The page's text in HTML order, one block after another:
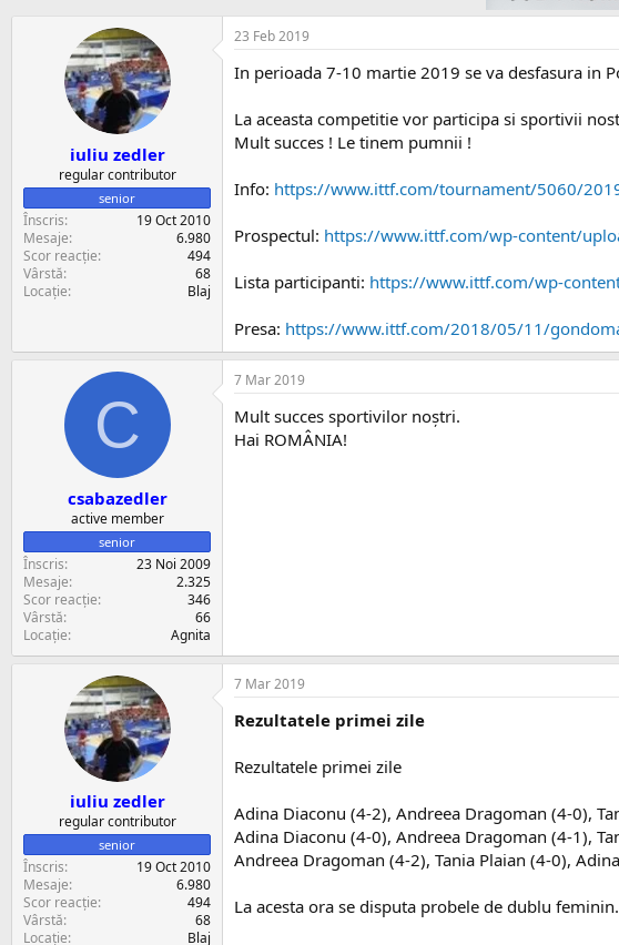
e
iuliu zedler
regular contributor
senior
Înscris
19 Oct 2010
Mesaje
6.980
Scor reacție
494
Vârstă
68
Locație
Blaj
23 Feb 2019
In perioada 7-10 martie 2019 se va desfasura in
La aceasta competitie vor participa si sportivii
Mult succes ! Le tinem pumnii !
Info: https://www.ittf.com/tournament/5060/
Prospectul: https://www.ittf.com/wp-content/
Lista participanti: https://www.ittf.com/wp-
Presa: https://www.ittf.com/2018/05/11/
C
csabazedler
active member
senior
Înscris
23 Noi 2009
Mesaje
2.325
Scor reacție
346
Vârstă
66
Locație
Agnita
7 Mar 2019
Mult succes sportivilor noștri.
Hai ROMÂNIA!
iuliu zedler
regular contributor
senior
Înscris
19 Oct 2010
Mesaje
6.980
Scor reacție
494
Vârstă
68
Locație
Blaj
7 Mar 2019
Rezultatele primei zile
Rezultatele primei zile
Adina Diaconu (4-2), Andreea Dragoman (4-0),
Adina Diaconu (4-0), Andreea Dragoman (4-1),
Andreea Dragoman (4-2), Tania Plaian (4-0),
La acesta ora se disputa probele de dublu feminin.